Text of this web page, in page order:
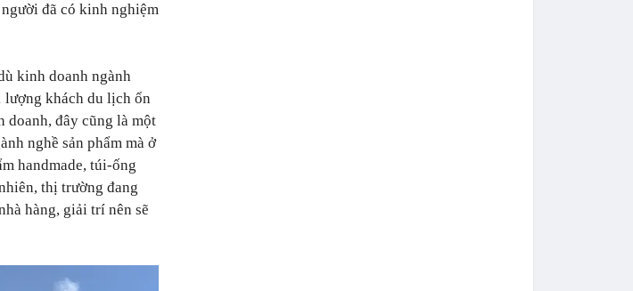
đã có kinh nghiệm
kinh doanh ngành
lượng khách du lịch ổn
doanh, đây cũng là một
nghề sản phẩm mà ở
handmade, túi-ống
thị trường đang
hàng, giải trí nên sẽ